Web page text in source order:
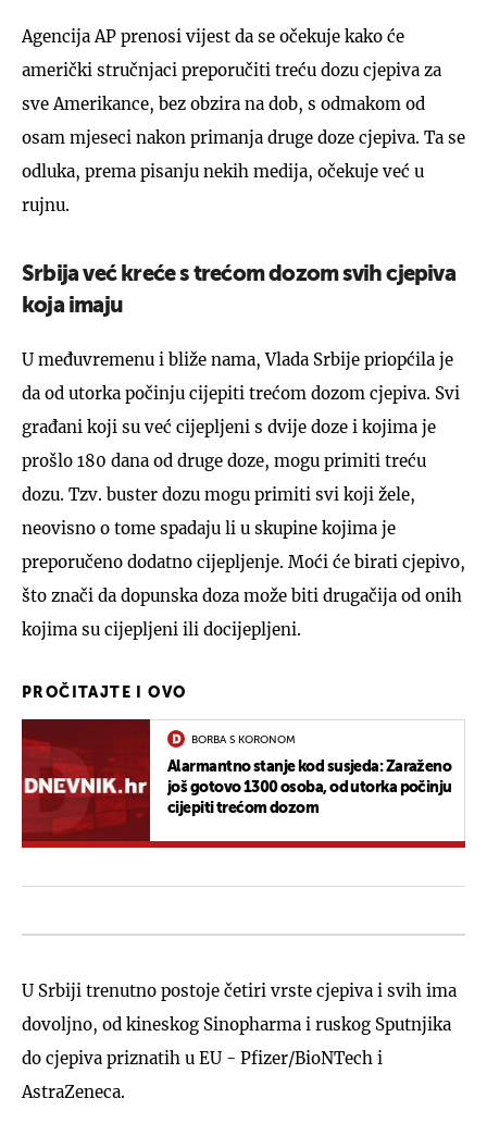
Agencija AP prenosi vijest da se očekuje kako će
američki stručnjaci preporučiti treću dozu cjepiva za
sve Amerikance, bez obzira na dob, s odmakom od
osam mjeseci nakon primanja druge doze cjepiva. Ta se
odluka, prema pisanju nekih medija, očekuje već u
rujnu.
Srbija već kreće s trećom dozom svih cjepiva
koja imaju
U međuvremenu i bliže nama, Vlada Srbije priopćila je
da od utorka počinju cijepiti trećom dozom cjepiva. Svi
građani koji su već cijepljeni s dvije doze i kojima je
prošlo 180 dana od druge doze, mogu primiti treću
dozu. Tzv. buster dozu mogu primiti svi koji žele,
neovisno o tome spadaju li u skupine kojima je
preporučeno dodatno cijepljenje. Moći će birati cjepivo,
što znači da dopunska doza može biti drugačija od onih
kojima su cijepljeni ili docijepljeni.
PROČITAJTE I OVO
BORBA S KORONOM
Alarmantno stanje kod susjeda: Zaraženo
još gotovo 1300 osoba, od utorka počinju
cijepiti trećom dozom
U Srbiji trenutno postoje četiri vrste cjepiva i svih ima
dovoljno, od kineskog Sinopharma i ruskog Sputnjika
do cjepiva priznatih u EU - Pfizer/BioNTech i
AstraZeneca.